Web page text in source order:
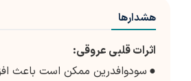
هشدارها
اثرات قلبی عروقی:
● سودوافدرین ممکن است باعث